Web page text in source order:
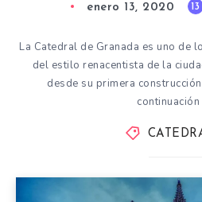
enero 13, 2020 13
La Catedral de Granada es uno de
del estilo renacentista de la
desde su primera